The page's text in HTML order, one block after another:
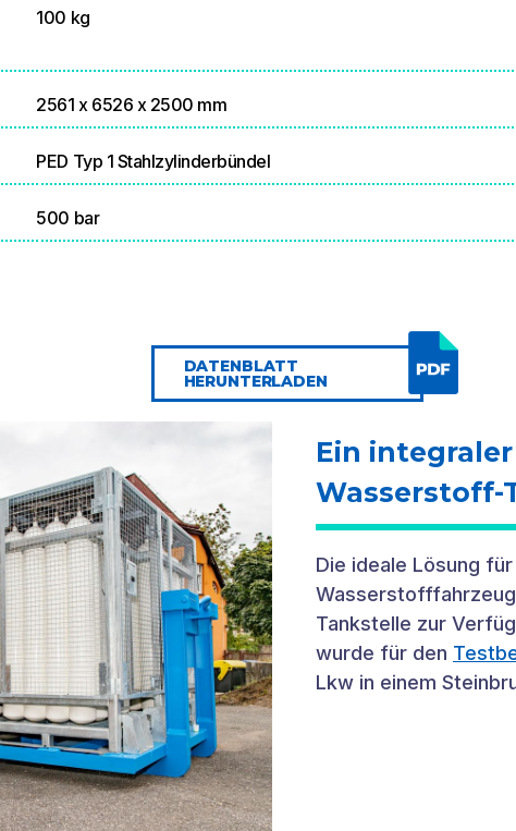
100 kg
2561 x 6526 x 2500 mm
PED Typ 1 Stahlzylinderbündel
500 bar
DATENBLATT
HERUNTERLADEN
Ein
Wasserstoff-
Die ideale Lösung
Tankstelle zur
wurde für den
Lkw in einem